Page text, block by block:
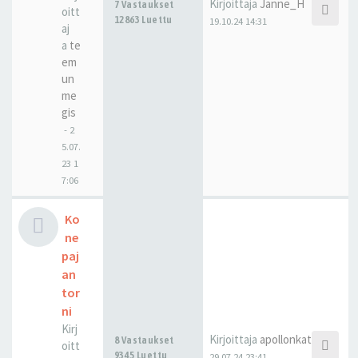
oitt
aj
a te
em
un
me
gis
- 2
5.07.
23 1
7:06
7 Vastaukset
12863 Luettu
Kirjoittaja Janne_H
19.10.24 14:31
Ko
ne
paj
an
tor
ni
Kirj
oitt
8 Vastaukset
9345 Luettu
Kirjoittaja apollonkatu